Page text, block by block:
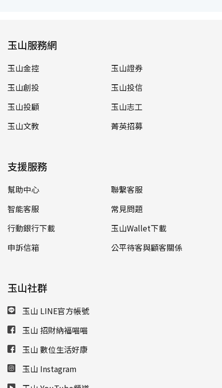
玉山服務網
玉山金控
玉山證券
玉山創投
玉山投信
玉山投顧
玉山志工
玉山文教
菁英招募
支援服務
幫助中心
聯繫客服
智能客服
常見問題
行動銀行下載
玉山Wallet下載
申訴信箱
公平待客與顧客關係
玉山社群
玉山 LINE官方帳號
玉山 招財納福喵喵
玉山 數位生活好康
玉山 Instagram